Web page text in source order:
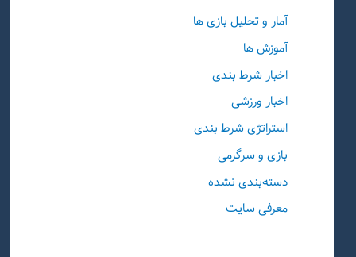
آمار و تحلیل بازی ها
آموزش ها
اخبار شرط بندی
اخبار ورزشی
استراتژی شرط بندی
بازی و سرگرمی
دسته‌بندی نشده
معرفی سایت